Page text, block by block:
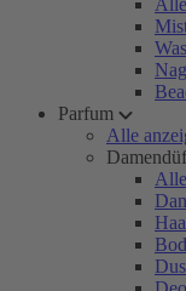
Parfum
Alle